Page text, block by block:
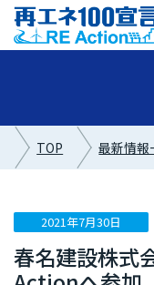
TOP 最新情報
最新情報カテゴリー
ニュース
2021年7月30日
春名建設株式